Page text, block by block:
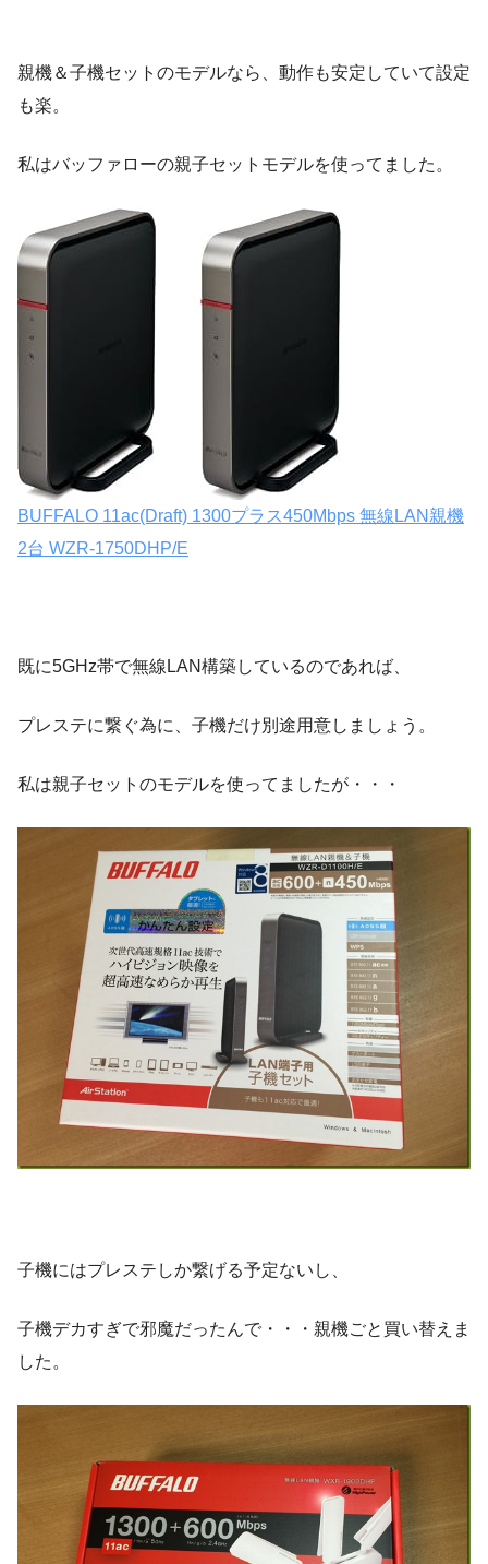
親機＆子機セットのモデルなら、動作も安定していて設定
も楽。
私はバッファローの親子セットモデルを使ってました。
BUFFALO 11ac(Draft) 1300プラス450Mbps 無線LAN親機
2台 WZR-1750DHP/E
既に5GHz帯で無線LAN構築しているのであれば、
プレステに繋ぐ為に、子機だけ別途用意しましょう。
私は親子セットのモデルを使ってましたが・・・
子機にはプレステしか繋げる予定ないし、
子機デカすぎで邪魔だったんで・・・親機ごと買い替えま
した。